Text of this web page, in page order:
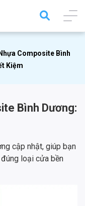
Composite Bình
Kiệm
Bình Dương:
cập nhật, giúp bạn
loại cửa bền